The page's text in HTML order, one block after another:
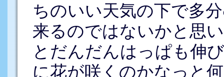
ちのいい天気の下で多
来るのではないかと思
とだんだんはっぱも伸
に花が咲くのかなっと